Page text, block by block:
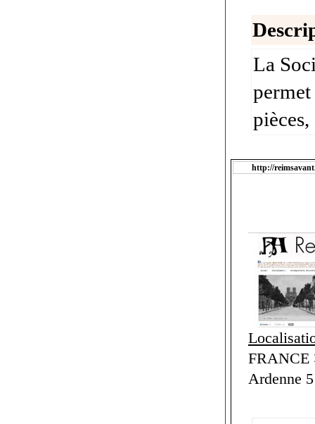
La
http://
FRANCE
Ardenne